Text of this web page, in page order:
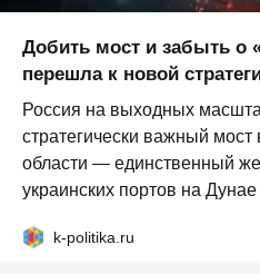
Добить мост и забыть о
перешла к новой
Россия на выходных
стратегически важный мост
области — единственный
украинских портов на Дунае
k-politika.ru